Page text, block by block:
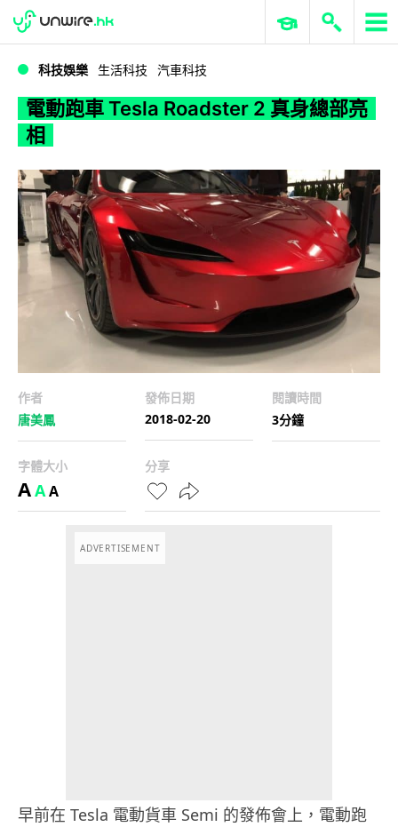
電動跑車 Tesla Roadster 2 真身總部亮相
WWDC 2026 ERP 與商業 AI
科技娛樂 生活科技 汽車科技
電動跑車 Tesla Roadster 2 真身總部亮
相
作者
唐美鳳
發佈日期
2018-02-20
閱讀時間
3分鐘
字體大小
AAA
分享
ADVERTISEMENT
早前在 Tesla 電動貨車 Semi 的發佈會上，電動跑